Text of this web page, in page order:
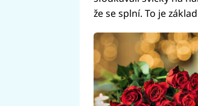
že se splní. To je